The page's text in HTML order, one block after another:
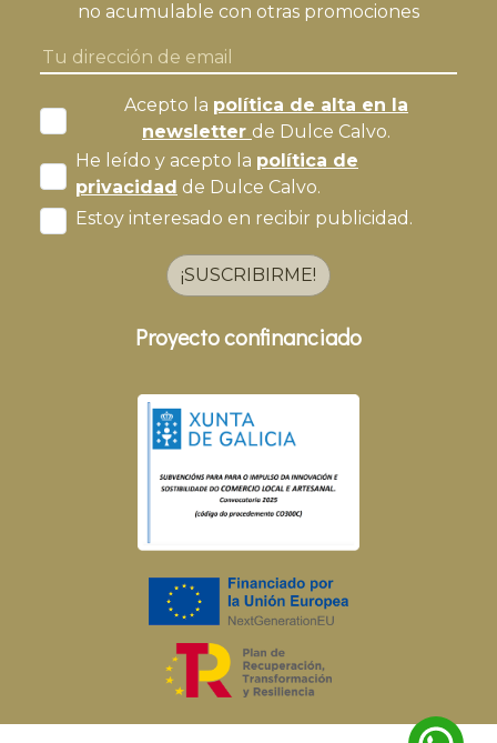
no acumulable con otras promociones
Acepto la política de alta en la
newsletter de Dulce Calvo.
He leído y acepto la política de
privacidad de Dulce Calvo.
Estoy interesado en recibir publicidad.
¡SUSCRIBIRME!
Proyecto confinanciado